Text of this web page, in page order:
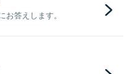
答えします。